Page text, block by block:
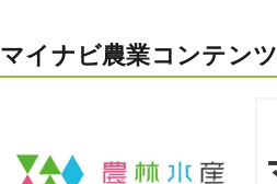
マイナビ農業コンテンツ